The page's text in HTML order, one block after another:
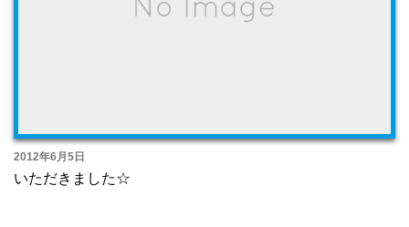
2012年6月5日
いただきました☆